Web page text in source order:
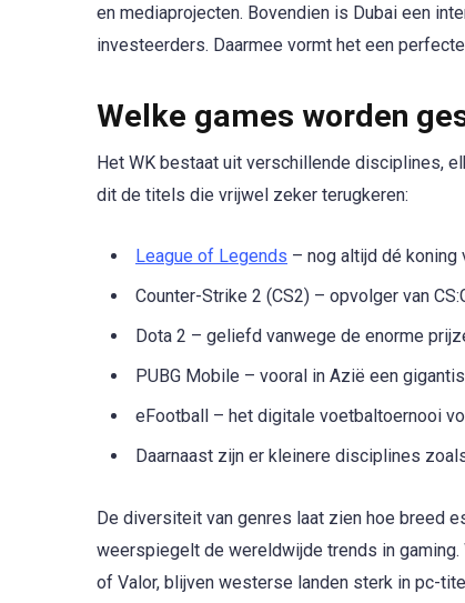
en mediaprojecten. Bovendien is Dubai een
investeerders. Daarmee vormt het een
Welke games worden
Het WK bestaat uit verschillende disciplines,
dit de titels die vrijwel zeker terugkeren:
League of Legends – nog altijd dé koning
Counter-Strike 2 (CS2) – opvolger van
Dota 2 – geliefd vanwege de enorme
PUBG Mobile – vooral in Azië een
eFootball – het digitale voetbaltoernooi
Daarnaast zijn er kleinere disciplines
De diversiteit van genres laat zien hoe breed
weerspiegelt de wereldwijde trends in
of Valor, blijven westerse landen sterk in pc-